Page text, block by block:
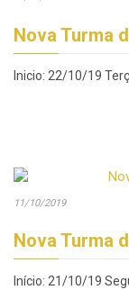
Nova Turma
Inicio: 22/10/19
11/10/2019
Nova Turma
Início: 21/10/19